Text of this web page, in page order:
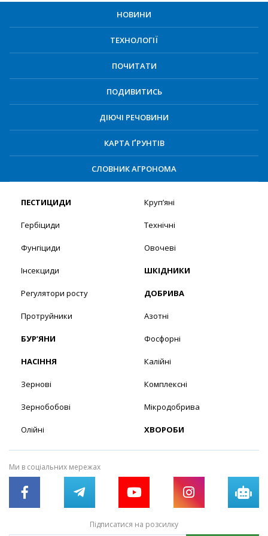
НОВИНИ
ТЕХНОЛОГІЇ
ПОЧИТАТИ
ПОДИВИТИСЬ
ДІЮЧІ РЕЧОВИНИ
КАРТА ҐРУНТІВ
СЛОВНИК АГРОНОМА
ПЕСТИЦИДИ
Гербіциди
Фунгіциди
Інсекциди
Регулятори росту
Протруйники
БУР’ЯНИ
НАСІННЯ
Зернові
Зернобобові
Олійні
Круп’яні
Технічні
Овочеві
ШКІДНИКИ
ДОБРИВА
Азотні
Фосфорні
Калійні
Комплексні
Мікродобрива
ХВОРОБИ
Ми в соціальних мережах
Підписатися на розсилку